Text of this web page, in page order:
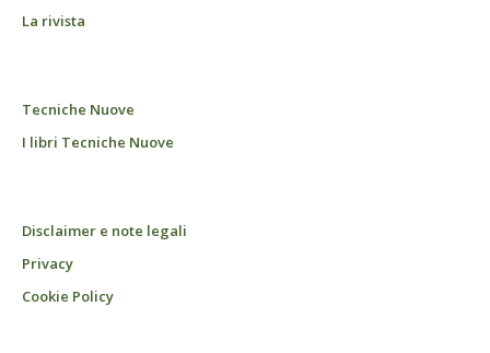
La rivista
Tecniche Nuove
I libri Tecniche Nuove
Disclaimer e note legali
Privacy
Cookie Policy